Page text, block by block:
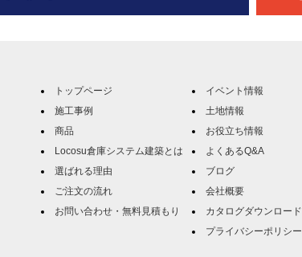
トップページ
施工事例
商品
Locosu倉庫システム建築とは
選ばれる理由
ご注文の流れ
お問い合わせ・無料見積もり
イベント情報
土地情報
お役立ち情報
よくあるQ&A
ブログ
会社概要
カタログダウンロード
プライバシーポリシー